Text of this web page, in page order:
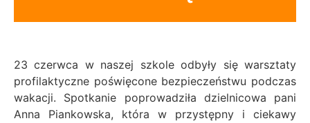
23 czerwca w naszej szkole odbyły się warsztaty
profilaktyczne poświęcone bezpieczeństwu podczas
wakacji. Spotkanie poprowadziła dzielnicowa pani
Anna Piankowska, która w przystępny i ciekawy